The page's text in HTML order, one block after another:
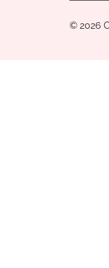
© 2026